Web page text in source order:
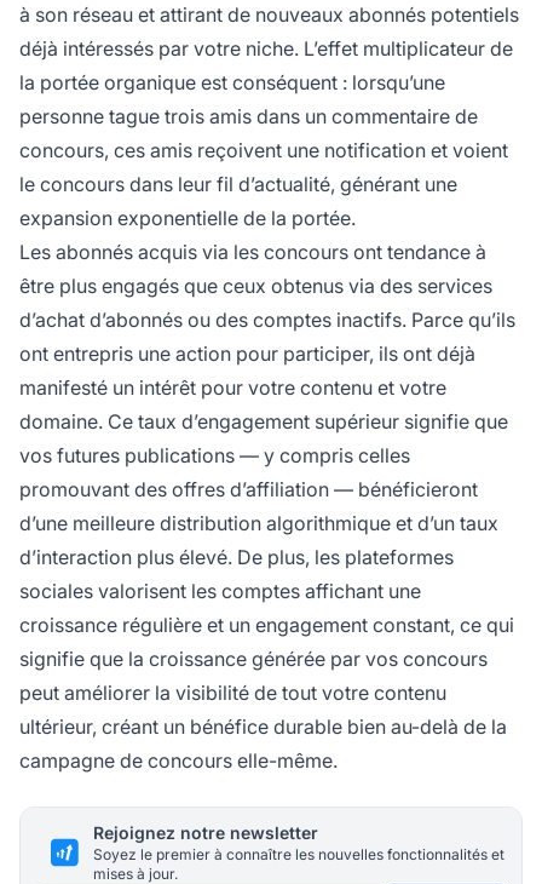
à son réseau et attirant de nouveaux abonnés potentiels
déjà intéressés par votre niche. L’effet multiplicateur de
la portée organique est conséquent : lorsqu’une
personne tague trois amis dans un commentaire de
concours, ces amis reçoivent une notification et voient
le concours dans leur fil d’actualité, générant une
expansion exponentielle de la portée.
Les abonnés acquis via les concours ont tendance à
être plus engagés que ceux obtenus via des services
d’achat d’abonnés ou des comptes inactifs. Parce qu’ils
ont entrepris une action pour participer, ils ont déjà
manifesté un intérêt pour votre contenu et votre
domaine. Ce taux d’engagement supérieur signifie que
vos futures publications — y compris celles
promouvant des offres d’affiliation — bénéficieront
d’une meilleure distribution algorithmique et d’un taux
d’interaction plus élevé. De plus, les plateformes
sociales valorisent les comptes affichant une
croissance régulière et un engagement constant, ce qui
signifie que la croissance générée par vos concours
peut améliorer la visibilité de tout votre contenu
ultérieur, créant un bénéfice durable bien au-delà de la
campagne de concours elle-même.
Rejoignez notre newsletter
Soyez le premier à connaître les nouvelles fonctionnalités et
mises à jour.